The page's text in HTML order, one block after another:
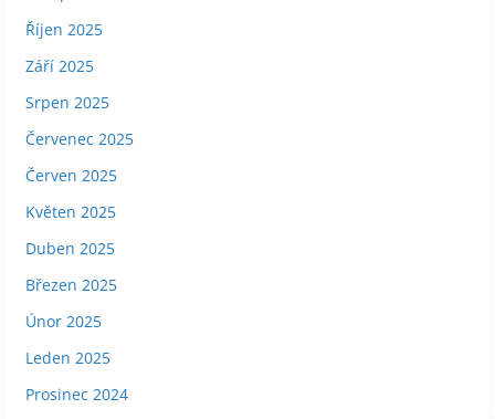
Říjen 2025
Září 2025
Srpen 2025
Červenec 2025
Červen 2025
Květen 2025
Duben 2025
Březen 2025
Únor 2025
Leden 2025
Prosinec 2024